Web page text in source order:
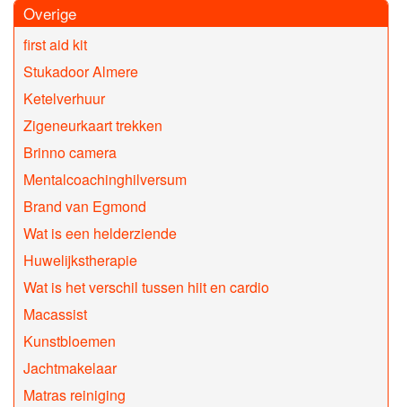
Overige
first aid kit
Stukadoor Almere
Ketelverhuur
Zigeneurkaart trekken
Brinno camera
Mentalcoachinghilversum
Brand van Egmond
Wat is een helderziende
Huwelijkstherapie
Wat is het verschil tussen hiit en cardio
Macassist
Kunstbloemen
Jachtmakelaar
Matras reiniging